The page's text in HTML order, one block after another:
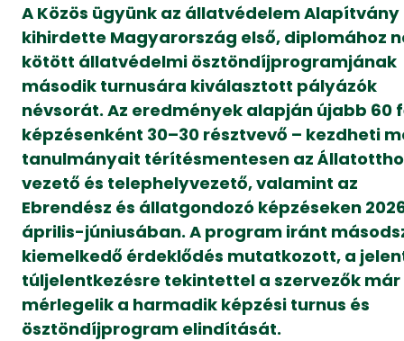
A Közös ügyünk az állatvédelem Alapítvány
kihirdette Magyarország első, diplomához
kötött állatvédelmi ösztöndíjprogramjának
második turnusára kiválasztott pályázók
névsorát. Az eredmények alapján újabb 60
képzésenként 30–30 résztvevő – kezdheti
tanulmányait térítésmentesen az
vezető és telephelyvezető, valamint az
Ebrendész és állatgondozó képzéseken
április-júniusában. A program iránt
kiemelkedő érdeklődés mutatkozott, a
túljelentkezésre tekintettel a szervezők már
mérlegelik a harmadik képzési turnus és
ösztöndíjprogram elindítását.